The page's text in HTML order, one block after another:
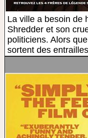
La ville a besoin de
Shredder et son
politiciens. Alors
sortent des